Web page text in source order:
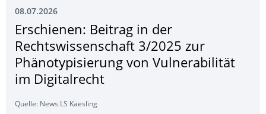
08.07.2026
Erschienen: Beitrag in der
Rechtswissenschaft 3/2025 zur
Phänotypisierung von Vulnerabilität
im Digitalrecht
Quelle: News LS Kaesling